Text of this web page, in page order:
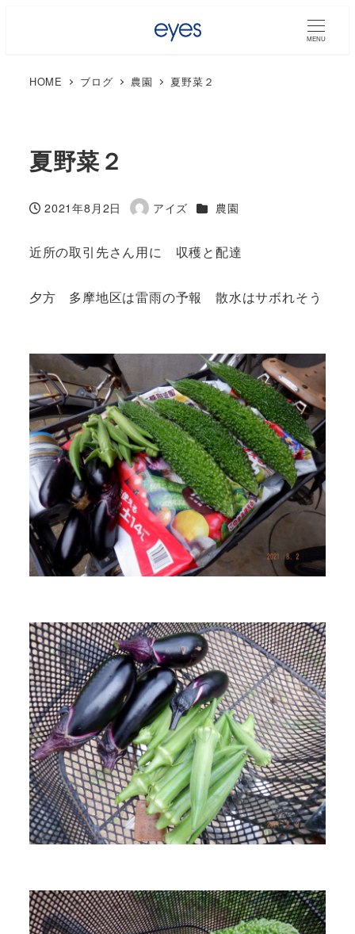
MENU
HOME ブログ 農園 夏野菜２
夏野菜２
投稿日
2021年8月2日
著
アイズ カテゴリー
農園
近所の取引先さん用に 収穫と配達
夕方 多摩地区は雷雨の予報 散水はサボれそう